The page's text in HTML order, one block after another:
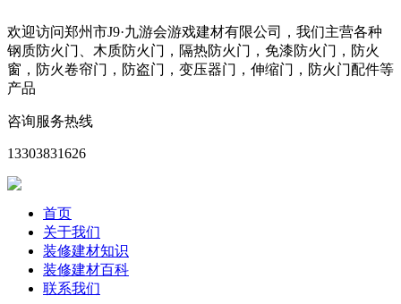
欢迎访问郑州市J9·九游会游戏建材有限公司，我们主营各种
钢质防火门、木质防火门，隔热防火门，免漆防火门，防火
窗，防火卷帘门，防盗门，变压器门，伸缩门，防火门配件等
产品
咨询服务热线
13303831626
首页
关于我们
装修建材知识
装修建材百科
联系我们